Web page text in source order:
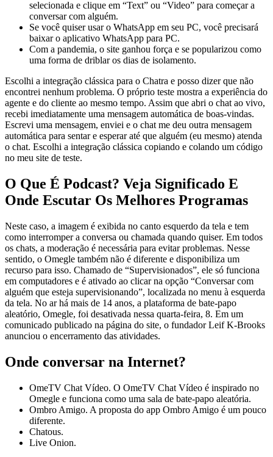
selecionada e clique em “Text” ou “Video” para começar a
conversar com alguém.
Se você quiser usar o WhatsApp em seu PC, você precisará
baixar o aplicativo WhatsApp para PC.
Com a pandemia, o site ganhou força e se popularizou como
uma forma de driblar os dias de isolamento.
Escolhi a integração clássica para o Chatra e posso dizer que não
encontrei nenhum problema. O próprio teste mostra a experiência do
agente e do cliente ao mesmo tempo. Assim que abri o chat ao vivo,
recebi imediatamente uma mensagem automática de boas-vindas.
Escrevi uma mensagem, enviei e o chat me deu outra mensagem
automática para sentar e esperar até que alguém (eu mesmo) atenda
o chat. Escolhi a integração clássica copiando e colando um código
no meu site de teste.
O Que É Podcast? Veja Significado E
Onde Escutar Os Melhores Programas
Neste caso, a imagem é exibida no canto esquerdo da tela e tem
como interromper a conversa ou chamada quando quiser. Em todos
os chats, a moderação é necessária para evitar problemas. Nesse
sentido, o Omegle também não é diferente e disponibiliza um
recurso para isso. Chamado de “Supervisionados”, ele só funciona
em computadores e é ativado ao clicar na opção “Conversar com
alguém que esteja supervisionando”, localizada no menu à esquerda
da tela. No ar há mais de 14 anos, a plataforma de bate-papo
aleatório, Omegle, foi desativada nessa quarta-feira, 8. Em um
comunicado publicado na página do site, o fundador Leif K-Brooks
anunciou o encerramento das atividades.
Onde conversar na Internet?
OmeTV Chat Vídeo. O OmeTV Chat Vídeo é inspirado no
Omegle e funciona como uma sala de bate-papo aleatória.
Ombro Amigo. A proposta do app Ombro Amigo é um pouco
diferente.
Chatous.
Live Onion.